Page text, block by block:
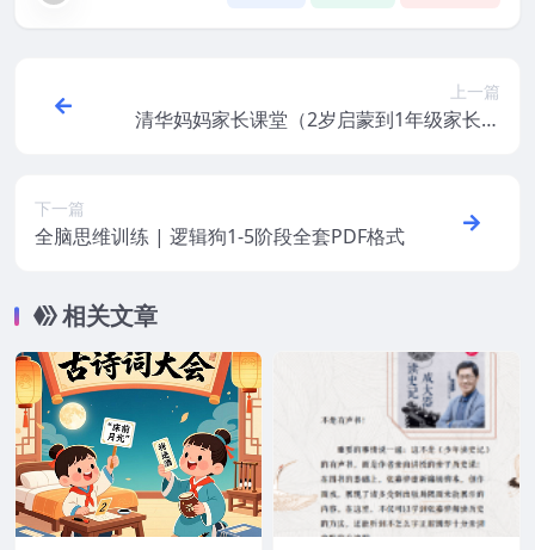
上一篇
清华妈妈家长课堂（2岁启蒙到1年级家长）
下一篇
全脑思维训练 | 逻辑狗1-5阶段全套PDF格式
相关文章